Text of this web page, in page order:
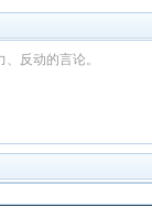
反动的言论。